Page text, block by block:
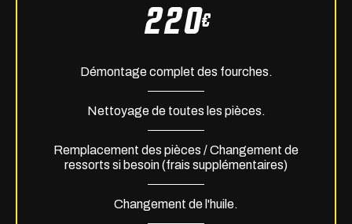
220€
Démontage complet des fourches.
Nettoyage de toutes les pièces.
Remplacement des pièces / Changement de
ressorts si besoin (frais supplémentaires)
Changement de l'huile.